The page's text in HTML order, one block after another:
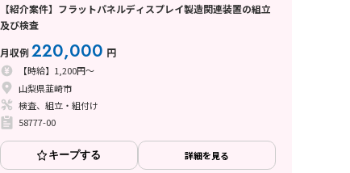
【紹介案件】フラットパネルディスプレイ製造関連装置の組立
及び検査
月収例220,000 円
【時給】1,200円～
山梨県韮崎市
検査、組立・組付け
58777-00
キープする 詳細を見る